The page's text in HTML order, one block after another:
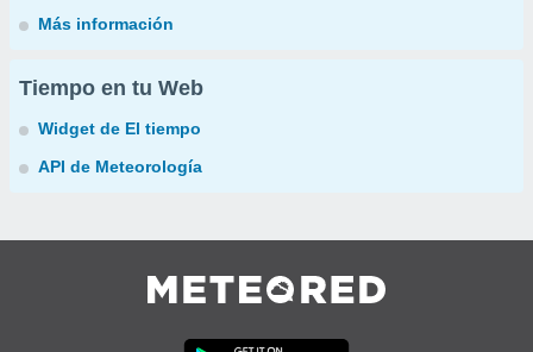
Más información
Tiempo en tu Web
Widget de El tiempo
API de Meteorología